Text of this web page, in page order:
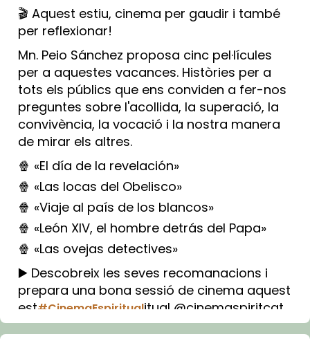
🎬 Aquest estiu, cinema per gaudir i també
per reflexionar!
Mn. Peio Sánchez proposa cinc pel·lícules
per a aquestes vacances. Històries per a
tots els públics que ens conviden a fer-nos
preguntes sobre l'acollida, la superació, la
convivència, la vocació i la nostra manera
de mirar els altres.
🍿 «El día de la revelación»
🍿 «Las locas del Obelisco»
🍿 «Viaje al país de los blancos»
🍿 «León XIV, el hombre detrás del Papa»
🍿 «Las ovejas detectives»
▶️ Descobreix les seves recomanacions i
prepara una bona sessió de cinema aquest
est#CinemaEspiritualitual @cinemaspiritcat
Imatge: Generada amb IA (OpenAI)